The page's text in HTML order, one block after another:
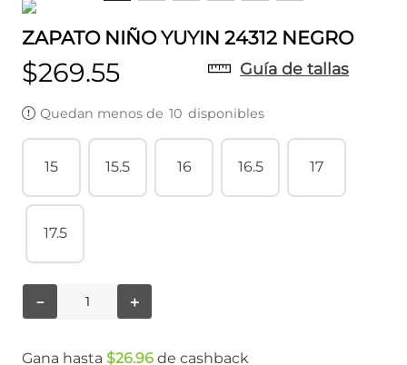
ZAPATO NIÑO YUYIN 24312 NEGRO
$269.55 Guía de tallas
Quedan menos de 10 disponibles
15 15.5 16 16.5 17
17.5
＋
－
Gana hasta $26.96 de cashback